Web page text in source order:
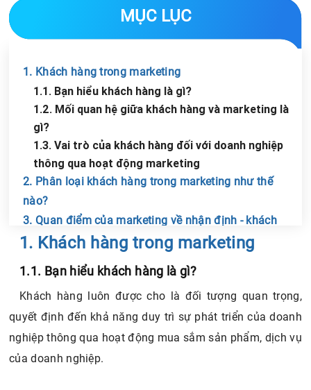
MỤC LỤC
1. Khách hàng trong marketing
1.1. Bạn hiểu khách hàng là gì?
1.2. Mối quan hệ giữa khách hàng và marketing là
gì?
1.3. Vai trò của khách hàng đối với doanh nghiệp
thông qua hoạt động marketing
2. Phân loại khách hàng trong marketing như thế
nào?
3. Quan điểm của marketing về nhận định - khách
hàng là gi?
3.2. Quan điểm hướng về sản phẩm
3.3. Quan điểm hướng trực tiếp vào đối tượng
người tiêu dùng
3.4. Quan điểm về đạo đức xã hội
Chia sẻ tin với bạn bè
1. Khách hàng trong marketing
1.1. Bạn hiểu khách hàng là gì?
Khách hàng luôn được cho là đối tượng quan trọng,
quyết định đến khả năng duy trì sự phát triển của doanh
nghiệp thông qua hoạt động mua sắm sản phẩm, dịch vụ
của doanh nghiệp.